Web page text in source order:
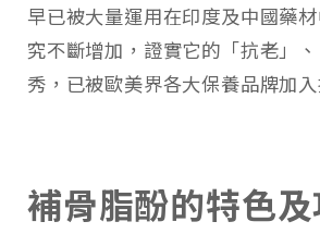
早已被大量運用在印度及中國藥
究不斷增加，證實它的「抗老」
秀，已被歐美界各大保養品牌加
補骨脂酚的特色